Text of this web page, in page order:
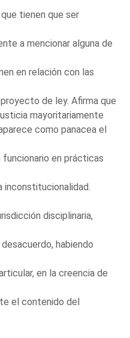
tienen que ser
a mencionar alguna de
en relación con las
de ley. Afirma que
mayoritariamente
como panacea el
funcionario en prácticas
inconstitucionalidad.
disciplinaria,
habiendo
en la creencia de
el contenido del